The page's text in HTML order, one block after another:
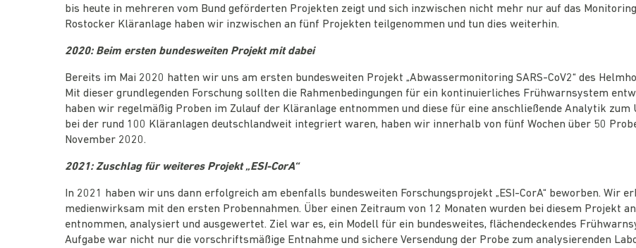
bis heute in mehreren vom Bund geförderten Projekten zeigt und sich inzwischen nicht mehr nur auf das
Rostocker Kläranlage haben wir inzwischen an fünf Projekten teilgenommen und tun dies weiterhin.
2020: Beim ersten bundesweiten Projekt mit dabei
Bereits im Mai 2020 hatten wir uns am ersten bundesweiten Projekt „Abwassermonitoring SARS-CoV2“ des
Mit dieser grundlegenden Forschung sollten die Rahmenbedingungen für ein kontinuierliches Frühwarnsystem
haben wir regelmäßig Proben im Zulauf der Kläranlage entnommen und diese für eine anschließende Analytik
bei der rund 100 Kläranlagen deutschlandweit integriert waren, haben wir innerhalb von fünf Wochen über 50
November 2020.
2021: Zuschlag für weiteres Projekt „ESI-CorA“
In 2021 haben wir uns dann erfolgreich am ebenfalls bundesweiten Forschungsprojekt „ESI-CorA“ beworben. Wir
medienwirksam mit den ersten Probennahmen. Über einen Zeitraum von 12 Monaten wurden bei diesem Projekt
entnommen, analysiert und ausgewertet. Ziel war es, ein Modell für ein bundesweites, flächendeckendes
Aufgabe war nicht nur die vorschriftsmäßige Entnahme und sichere Versendung der Probe zum analysierenden